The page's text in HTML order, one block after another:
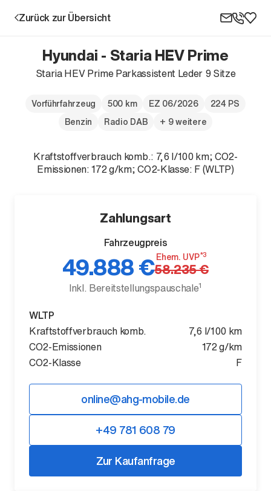
Aktion
Der neue BMW X5.
Zurück zur Übersicht
Hyundai - Staria HEV Prime
Staria HEV Prime Parkassistent Leder 9 Sitze
Vorführfahrzeug 500 km EZ 06/2026
224 PS
Benzin
Radio DAB + 9 weitere
Kraftstoffverbrauch komb.: 7,6 l/100 km; CO2-
Emissionen: 172 g/km; CO2-Klasse: F (WLTP)
Zahlungsart
Fahrzeugpreis
49.888 €Ehem. UVP*3
58.235 €
Inkl. Bereitstellungspauschale1
WLTP
Kraftstoffverbrauch komb.
7,6 l/100 km
CO2-Emissionen
172 g/km
CO2-Klasse
F
online@ahg-mobile.de
+49 781 608 79
Zur Kaufanfrage